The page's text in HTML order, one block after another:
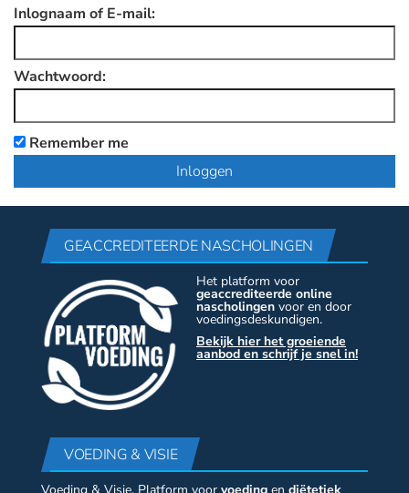
Inlognaam of E-mail:
Wachtwoord:
Remember me
GEACCREDITEERDE NASCHOLINGEN
Het platform voor
geaccrediteerde online
nascholingen voor en door
voedingsdeskundigen.
Bekijk hier het groeiende
aanbod en schrijf je snel in!
VOEDING & VISIE